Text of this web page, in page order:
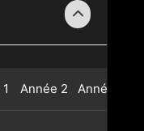
1 Année 2 Année